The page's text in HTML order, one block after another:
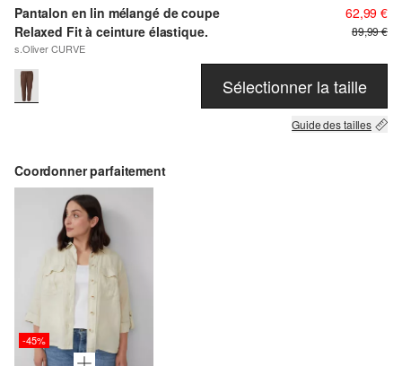
Pantalon en lin mélangé de coupe
Relaxed Fit à ceinture élastique.
s.Oliver CURVE
62,99 €
89,99 €
Sélectionner la taille
Guide des tailles
Coordonner parfaitement
-45%